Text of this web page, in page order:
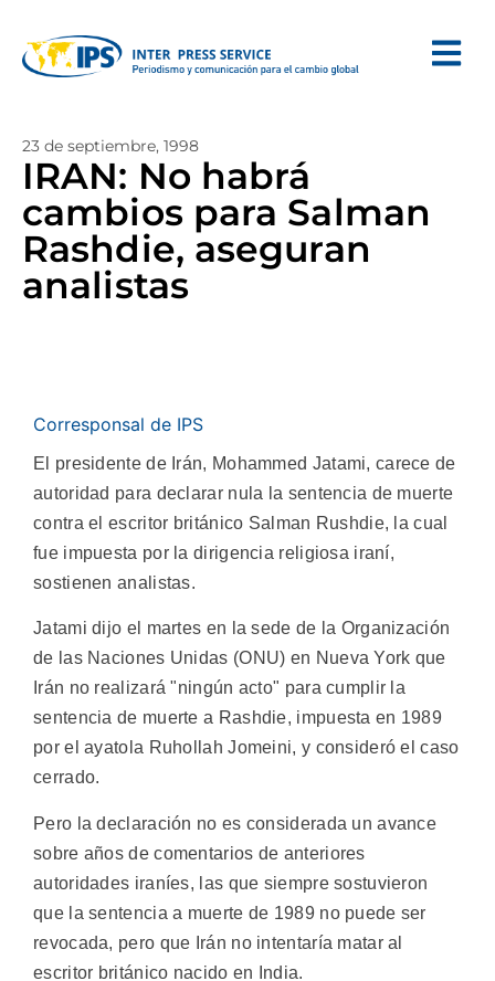
23 de septiembre, 1998
IRAN: No habrá
cambios para Salman
Rashdie, aseguran
analistas
Corresponsal de IPS
El presidente de Irán, Mohammed Jatami, carece de
autoridad para declarar nula la sentencia de muerte
contra el escritor británico Salman Rushdie, la cual
fue impuesta por la dirigencia religiosa iraní,
sostienen analistas.
Jatami dijo el martes en la sede de la Organización
de las Naciones Unidas (ONU) en Nueva York que
Irán no realizará "ningún acto" para cumplir la
sentencia de muerte a Rashdie, impuesta en 1989
por el ayatola Ruhollah Jomeini, y consideró el caso
cerrado.
Pero la declaración no es considerada un avance
sobre años de comentarios de anteriores
autoridades iraníes, las que siempre sostuvieron
que la sentencia a muerte de 1989 no puede ser
revocada, pero que Irán no intentaría matar al
escritor británico nacido en India.